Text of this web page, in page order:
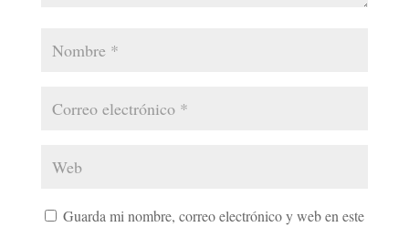
Guarda mi nombre, correo electrónico y web en este